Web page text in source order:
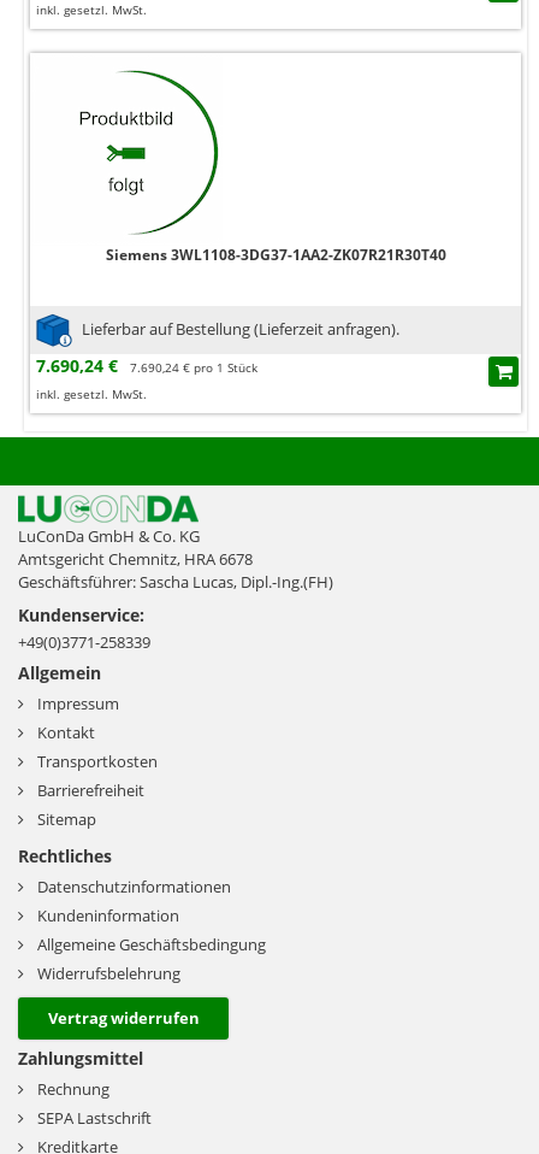
inkl. gesetzl. MwSt.
Siemens 3WL1108-3DG37-1AA2-ZK07R21R30T40
Lieferbar auf Bestellung (Lieferzeit anfragen).
7.690,24 €
7.690,24 € pro 1 Stück
inkl. gesetzl. MwSt.
LuConDa GmbH & Co. KG
Amtsgericht Chemnitz, HRA 6678
Geschäftsführer: Sascha Lucas, Dipl.-Ing.(FH)
Kundenservice:
+49(0)3771-258339
Allgemein
Impressum
Kontakt
Transportkosten
Barrierefreiheit
Sitemap
Rechtliches
Datenschutzinformationen
Kundeninformation
Allgemeine Geschäftsbedingung
Widerrufsbelehrung
Vertrag widerrufen
Zahlungsmittel
Rechnung
SEPA Lastschrift
Kreditkarte